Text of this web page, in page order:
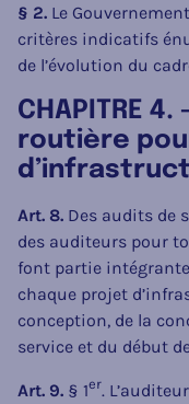
§ 2. Le
critères indicatifs
de l’évolution du
CHAPITRE
routière
Art. 8. Des audits de
des auditeurs pour
font partie
chaque projet
conception, de la
service et du début
Art. 9. § 1er.